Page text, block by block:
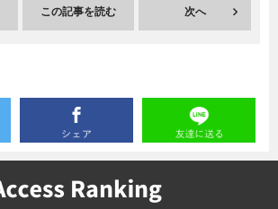
この記事を読む 次へ